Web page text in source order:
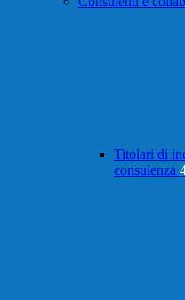
Titolari di
consulenza